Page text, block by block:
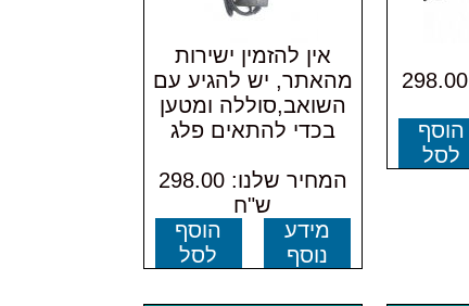
המחיר שלנו: 298.00
הוסף
לסל
אין להזמין ישירות
מהאתר, יש להגיע עם
השואב,סוללה ומטען
בכדי להתאים פלג
המחיר שלנו: 298.00
ש"ח
מידע
נוסף
הוסף
לסל